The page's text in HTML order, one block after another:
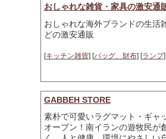
おしゃれな雑貨・家具の激安通
おしゃれな海外ブランドの生活
どの激安通販
[キッチン雑貨] [バッグ、財布] [ランプ
GABBEH STORE
素朴で可愛いラグマット・ギャ
オープン！南イランの遊牧民が